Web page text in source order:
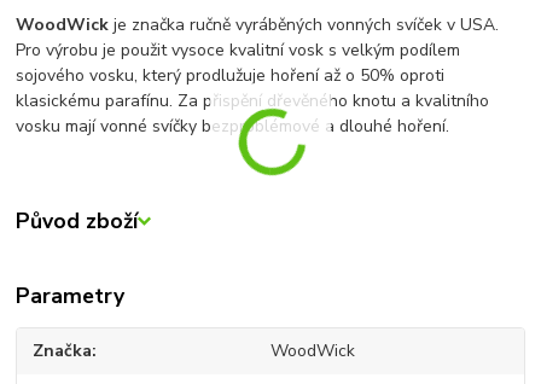
WoodWickje značka ručně vyráběných vonných svíček v USA.
Pro výrobu je použit vysoce kvalitní vosk s velkým podílem
sojového vosku, který prodlužuje hoření až o 50% oproti
klasickému parafínu. Za přispění dřevěného knotu a kvalitního
vosku mají vonné svíčky bezproblémové a dlouhé hoření.
Původ zboží
Parametry
Značka WoodWick